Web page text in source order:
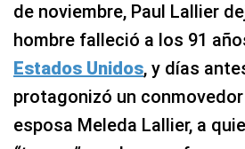
de noviembre, Paul Lallier
hombre falleció a los 91
Estados Unidos, y días
protagonizó un
esposa Meleda Lallier, a